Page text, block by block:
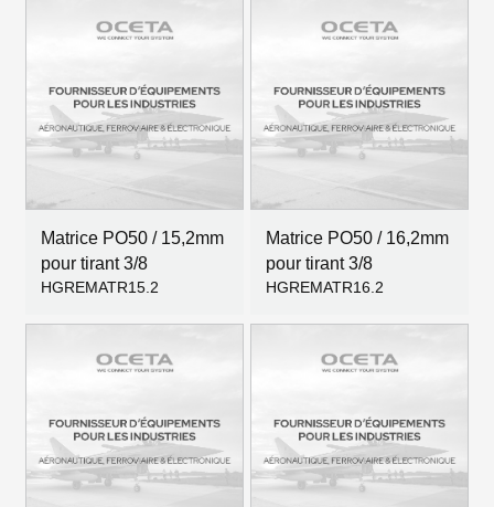
Matrice PO50 / 15,2mm
pour tirant 3/8
HGREMATR15.2
Matrice PO50 / 16,2mm
pour tirant 3/8
HGREMATR16.2